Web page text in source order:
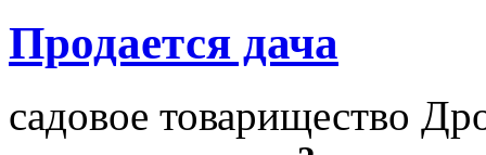
Продается дача
садовое товарищество